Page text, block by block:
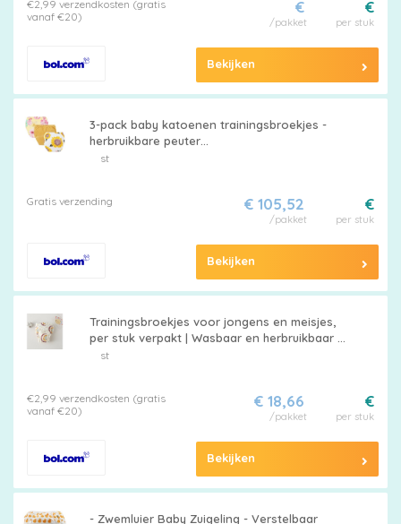
€2,99 verzendkosten (gratis
vanaf €20)
€
per stuk
€
/pakket
Bekijken
3-pack baby katoenen trainingsbroekjes -
herbruikbare peuter
zindelijkheidstrainingsbroekjes - chrysant +
meisjes van 12-18 kg
st
Gratis verzending €
per stuk
€ 105,52
/pakket
Bekijken
Trainingsbroekjes voor jongens en meisjes,
per stuk verpakt | Wasbaar en herbruikbaar |
absorberend en lekvrij. Verkrijgbaar in
gewicht van minder dan 7,5 kg.
st
€2,99 verzendkosten (gratis
vanaf €20)
€
per stuk
€ 18,66
/pakket
Bekijken
- Zwemluier Baby Zuigeling - Verstelbaar